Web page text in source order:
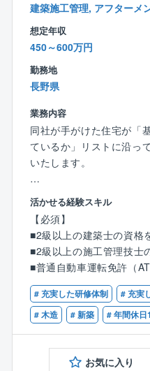
環境が整っています。
入社後の研修も徐々に充
力をいれています。
境です。
■年収例：
15年目：課長／1,235万
業代）
13年目：係長／934万円
代）
６年目：主任／846万円
代）
■福利厚生：
住宅手当、子ども同伴勤
暇制度など福利厚生の充
康で安心して働ける環境
層積極的、継続的に推進
■同社の強み：
低価格×良品質が強みで
を導入したことで一般的
建築施工管理, アフターメ
想定年収
450～600万円
勤務地
長野県
業務内容
同社が手がけた住宅が「
ているか」リストに沿っ
いたします。
◆具体的な業務内容◆
【検査業務】
同社は徹底した検査で安
ます。
着工から竣工まで合計で
を担当していただきます
＜9回の検査項目＞
■配置確認検査■出来形検
■上棟検査■断熱検査■ボ
■外装検査■木完検査■完
活かせる経験スキル
【必須】
■2級以上の建築士の資格
■2級以上の施工管理技士
■普通自動車運転免許（AT
★建築や現場の経験・知
※第二新卒の方歓迎！
＼１つでも当てはまった
・施工管理や建築・建設
# 充実した研修体制 # 充実
# 木造
# 新築 # 年間休
お気に入り